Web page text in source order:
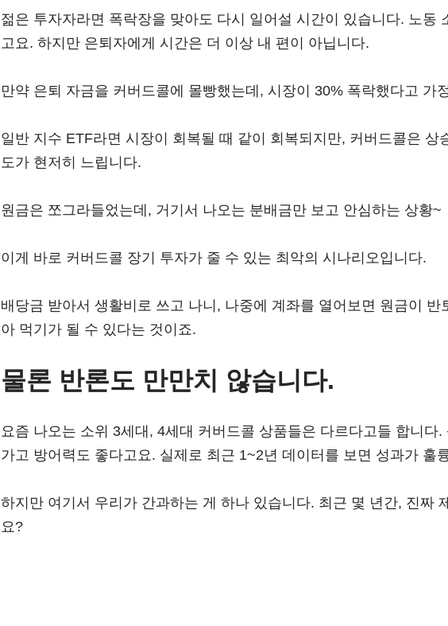
젊은 투자자라면 폭락장을 맞아도 다시 일어설 시간이 있습니다. 노동
고요. 하지만 은퇴자에게 시간은 더 이상 내 편이 아닙니다.
만약 은퇴 자금을 커버드콜에 몰빵했는데, 시장이 30% 폭락했다고 가
일반 지수 ETF라면 시장이 회복될 때 같이 회복되지만, 커버드콜은 상
도가 현저히 느립니다.
원금은 쪼그라들었는데, 거기서 나오는 분배금만 보고 안심하는 상황~
이게 바로 커버드콜 장기 투자가 줄 수 있는 최악의 시나리오입니다.
배당금 받아서 생활비로 쓰고 나니, 나중에 계좌를 열어보면 원금이 반
아 먹기가 될 수 있다는 것이죠.
물론 반론도 만만치 않습니다.
요즘 나오는 소위 3세대, 4세대 커버드콜 상품들은 다르다고들 합니다
가고 방어력도 좋다고요. 실제로 최근 1~2년 데이터를 보면 성과가 훌
하지만 여기서 우리가 간과하는 게 하나 있습니다. 최근 몇 년간, 진짜
요?